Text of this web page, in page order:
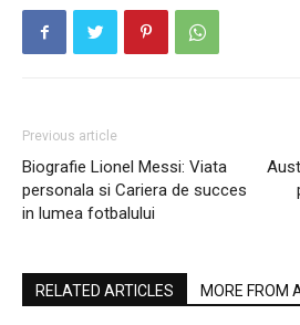
Previous article
Biografie Lionel Messi: Viata
personala si Cariera de succes
in lumea fotbalului
RELATED ARTICLES MORE FROM